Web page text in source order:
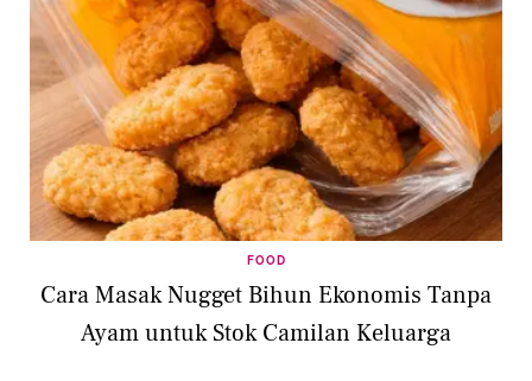
FOOD
Cara Masak Nugget Bihun Ekonomis Tanpa
Ayam untuk Stok Camilan Keluarga